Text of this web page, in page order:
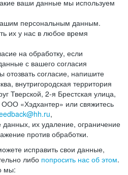
ваши данные мы используем
персональным данным.
их у нас в любое время
на обработку, если
с вашего согласия
отозвать согласие, напишите
внутригородская территория
Тверской, 2-я Брестская улица,
«Хэдхантер» или свяжитесь
,
данных, их удаление, ограничение
против обработки.
исправить свои данные,
либо попросить нас об этом.
мы: